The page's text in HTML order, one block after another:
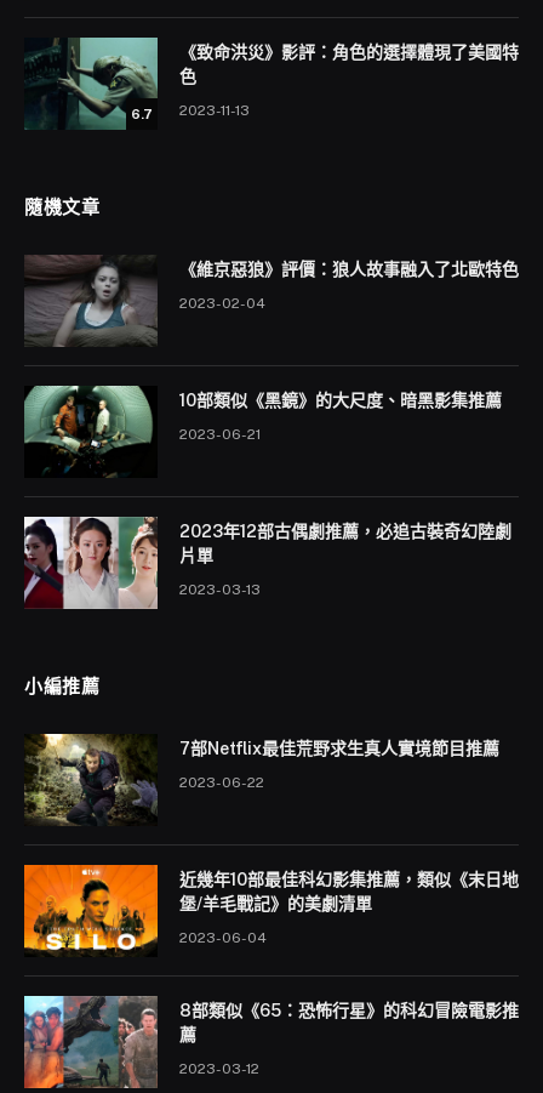
6.7
《致命洪災》影評：角色的選擇體現了美國特
色
2023-11-13
隨機文章
《維京惡狼》評價：狼人故事融入了北歐特色
2023-02-04
10部類似《黑鏡》的大尺度、暗黑影集推薦
2023-06-21
2023年12部古偶劇推薦，必追古裝奇幻陸劇
片單
2023-03-13
小編推薦
7部Netflix最佳荒野求生真人實境節目推薦
2023-06-22
近幾年10部最佳科幻影集推薦，類似《末日地
堡/羊毛戰記》的美劇清單
2023-06-04
8部類似《65：恐怖行星》的科幻冒險電影推
薦
2023-03-12